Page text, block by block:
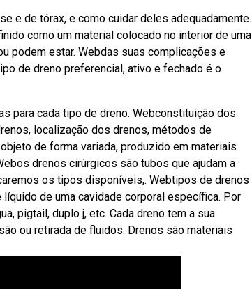
e de tórax, e como cuidar deles adequadamente.
como um material colocado no interior de uma
podem estar. Webdas suas complicações e
de dreno preferencial, ativo e fechado é o
para cada tipo de dreno. Webconstituição dos
localização dos drenos, métodos de
de forma variada, produzido em materiais
drenos cirúrgicos são tubos que ajudam a
os tipos disponíveis,. Webtipos de drenos
de uma cavidade corporal específica. Por
pigtail, duplo j, etc. Cada dreno tem a sua.
ou retirada de fluidos. Drenos são materiais